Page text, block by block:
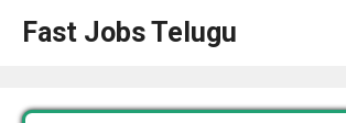
Fast Jobs Telugu